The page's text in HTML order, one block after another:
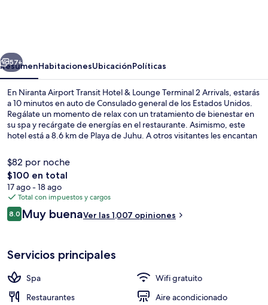
&
Lounge
Terminal
Arrivals
Siguiente
57+
ResumenHabitacionesUbicaciónPolíticas
En Niranta Airport Transit Hotel & Lounge Terminal 2 Arrivals, estarás
a 10 minutos en auto de Consulado general de los Estados Unidos.
Regálate un momento de relax con un tratamiento de bienestar en
su spa y recárgate de energías en el restaurante. Asimismo, este
hotel está a 8.6 km de Playa de Juhu. A otros visitantes les encantan
ubicación.
$82 por noche
El
precio
total
es
de
$100 en total
17 ago - 18 ago
Total con impuestos y cargos
Opiniones
8.08.0 de 10,
Muy buenaVer las 1,007 opiniones
Servicios principales
Spa
Wifi gratuito
Restaurantes
Aire acondicionado